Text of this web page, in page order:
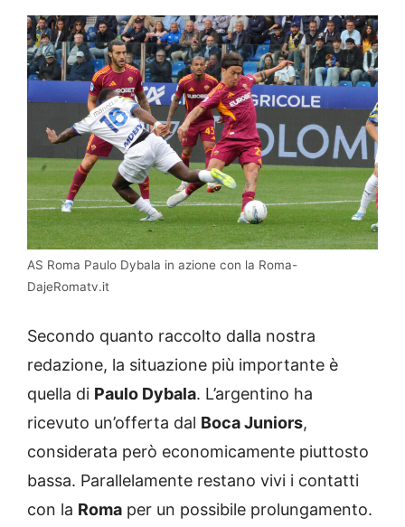
AS Roma Paulo Dybala in azione con la Roma-
DajeRomatv.it
Secondo quanto raccolto dalla nostra
redazione, la situazione più importante è
quella di Paulo Dybala. L’argentino ha
ricevuto un’offerta dal Boca Juniors,
considerata però economicamente piuttosto
bassa. Parallelamente restano vivi i contatti
con la Roma per un possibile prolungamento.